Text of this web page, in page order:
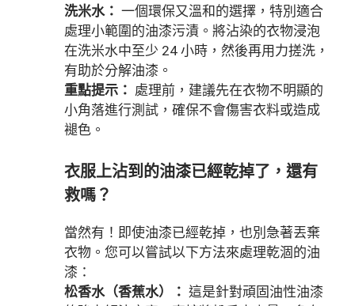
洗米水： 一個環保又溫和的選擇，特別適合
處理小範圍的油漆污漬。將沾染的衣物浸泡
在洗米水中至少 24 小時，然後再用力搓洗，
有助於分解油漆。
重點提示： 處理前，建議先在衣物不明顯的
小角落進行測試，確保不會傷害衣料或造成
褪色。
衣服上沾到的油漆已經乾掉了，還有
救嗎？
當然有！即使油漆已經乾掉，也別急著丟棄
衣物。您可以嘗試以下方法來處理乾涸的油
漆：
松香水（香蕉水）： 這是針對頑固油性油漆